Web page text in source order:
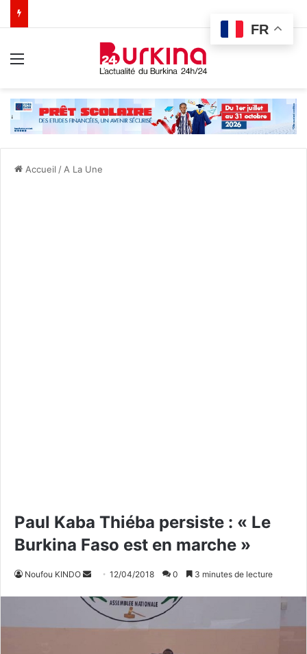
Accueil / A La Une
Paul Kaba Thiéba persiste : « Le
Burkina Faso est en marche »
Noufou KINDO
v
12/04/2018 0 3 minutes de lecture
FR